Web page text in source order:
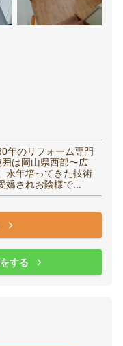
年のリフォーム専門
は岡山県西部〜広
永年培ってきた技術
されお陰様で...
する